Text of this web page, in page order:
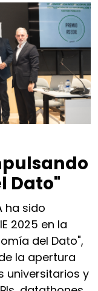
Dato"
ha sido
2025 en la
del Dato",
la apertura
universitarios y